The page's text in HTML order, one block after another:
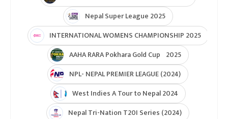
Nepal Super League 2025
INTERNATIONAL WOMENS CHAMPIONSHIP 2025
AAHA RARA Pokhara Gold Cup 2025
NPL- NEPAL PREMIER LEAGUE (2024)
West Indies A Tour to Nepal 2024
Nepal Tri-Nation T20I Series (2024)